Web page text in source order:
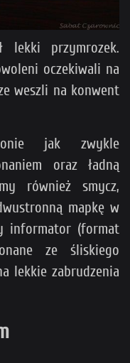
lekki przymrozek.
oczekiwali na
weszli na konwent
jak zwykle
oraz ładną
również smycz,
mapkę w
informator (format
ze śliskiego
lekkie zabrudzenia